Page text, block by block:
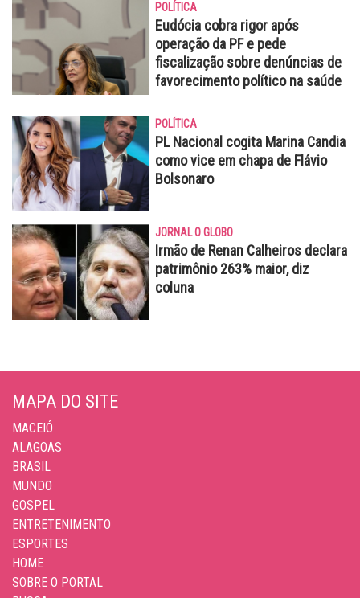
POLÍTICA
Eudócia cobra rigor após
operação da PF e pede
fiscalização sobre denúncias de
favorecimento político na saúde
POLÍTICA
PL Nacional cogita Marina Candia
como vice em chapa de Flávio
Bolsonaro
JORNAL O GLOBO
Irmão de Renan Calheiros declara
patrimônio 263% maior, diz
coluna
MAPA DO SITE
MACEIÓ
ALAGOAS
BRASIL
MUNDO
GOSPEL
ENTRETENIMENTO
ESPORTES
HOME
SOBRE O PORTAL